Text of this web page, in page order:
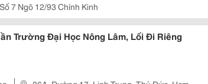
Số 7 Ngõ 12/93 Chính Kinh
Trường Đại Học Nông Lâm, Lối Đi Riêng